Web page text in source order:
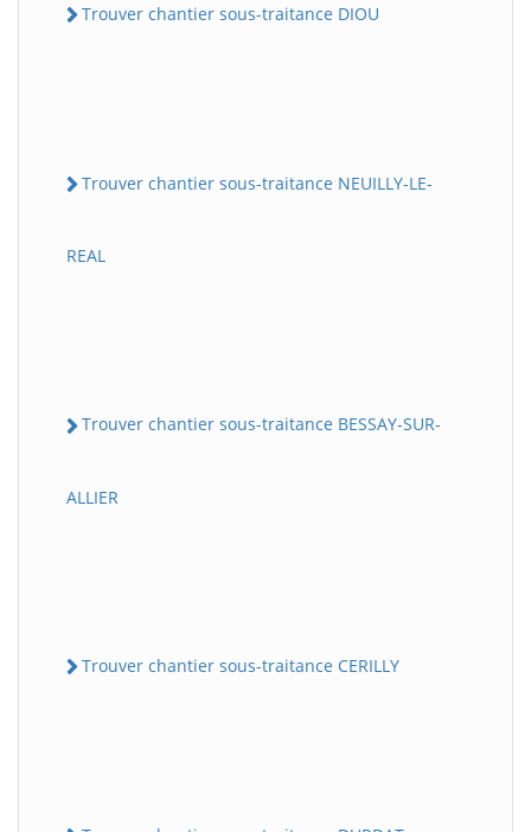
Trouver chantier sous-traitance DIOU
Trouver chantier sous-traitance NEUILLY-LE-
REAL
Trouver chantier sous-traitance BESSAY-SUR-
ALLIER
Trouver chantier sous-traitance CERILLY